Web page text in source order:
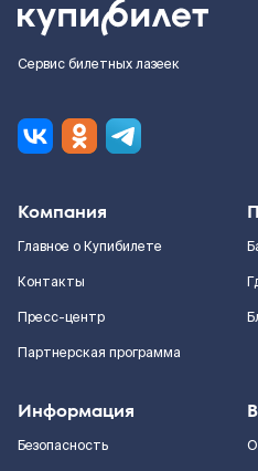
Сервис билетных лазеек
Компания
Главное о Купибилете
Контакты
Пресс-центр
Партнерская программа
Информация
Безопасность